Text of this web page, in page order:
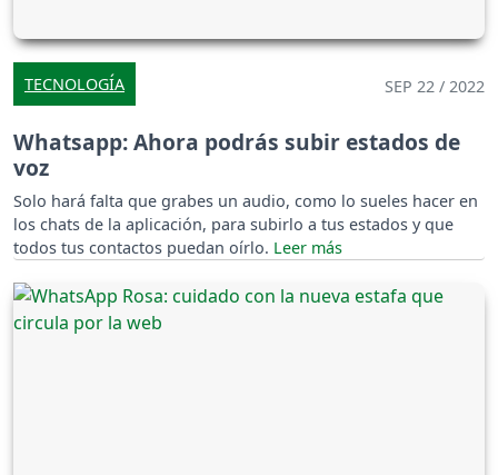
TECNOLOGÍA SEP 22 / 2022
Whatsapp: Ahora podrás subir estados de
voz
Solo hará falta que grabes un audio, como lo sueles hacer en
los chats de la aplicación, para subirlo a tus estados y que
todos tus contactos puedan oírlo.